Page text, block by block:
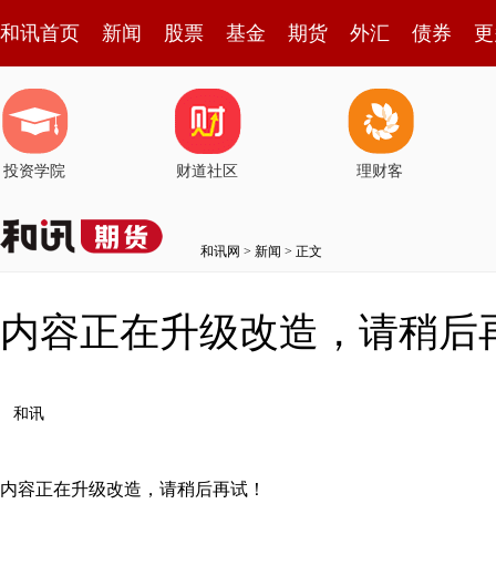
和讯首页 新闻 股票 基金 期货 外汇 债券
投资学院 财道社区 理财客
和讯网 > 新闻 > 正文
内容正在升级改造，请稍后
和讯
内容正在升级改造，请稍后再试！